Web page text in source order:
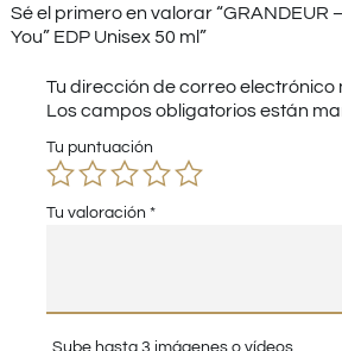
Sé el primero en valorar “GRANDEUR
You” EDP Unisex 50 ml”
Tu dirección de correo electrónico
Los campos obligatorios están
Tu puntuación
Tu valoración *
Sube hasta 3 imágenes o vídeos